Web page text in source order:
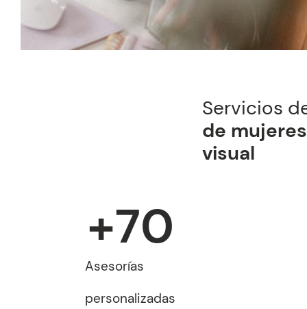
Servicios
de mujeres
visual
Asesorías
personalizadas
+70